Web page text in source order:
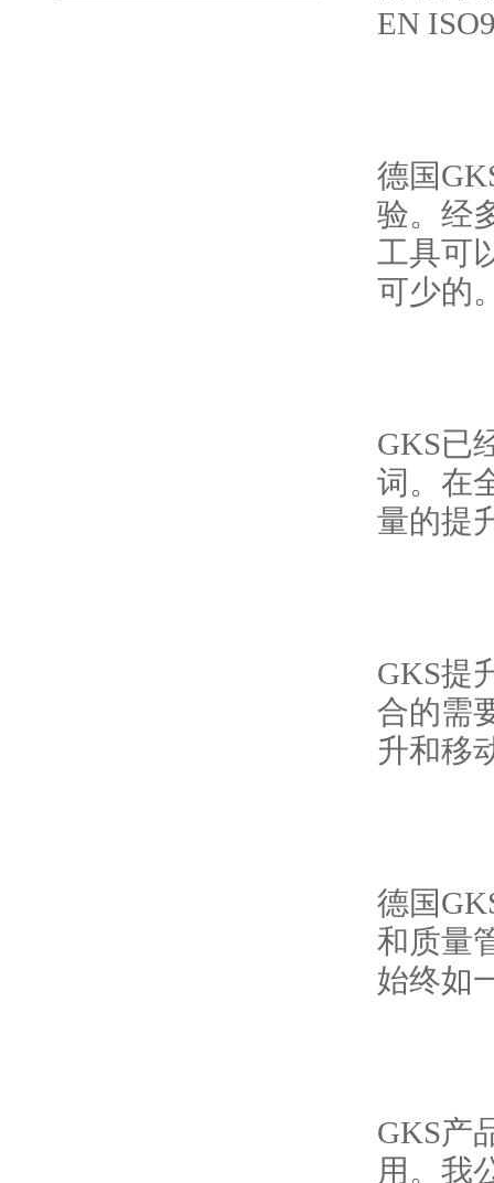
EN
德国
验。经
工具可
可少的
GKS已
词。在
量的提
GKS提
合的需
升和移
德国
和质量
始终如
GKS产
用。我